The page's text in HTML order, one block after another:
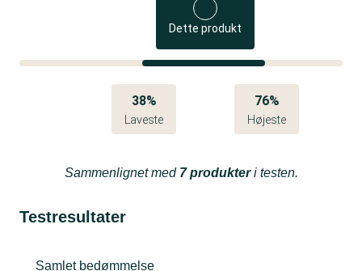
Dette produkt
38%
Laveste
76%
Højeste
Sammenlignet med 7 produkteri testen.
Testresultater
Samlet bedømmelse